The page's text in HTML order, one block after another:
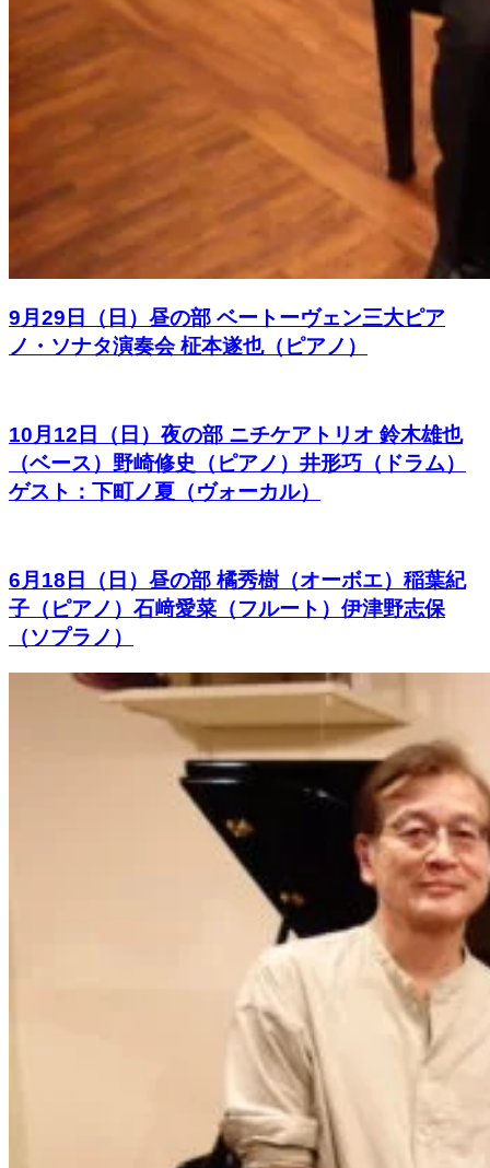
9月29日（日）昼の部 ベートーヴェン三大ピア
ノ・ソナタ演奏会 柾本遂也（ピアノ）
10月12日（日）夜の部 ニチケアトリオ 鈴木雄也
（ベース）野崎修史（ピアノ）井形巧（ドラム）
ゲスト：下町ノ夏（ヴォーカル）
6月18日（日）昼の部 橘秀樹（オーボエ）稲葉紀
子（ピアノ）石﨑愛菜（フルート）伊津野志保
（ソプラノ）